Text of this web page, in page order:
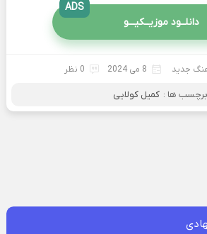
دانلــود موزیــکیـــو
ADS
جدید 8 می 2024 0 نظر
برچسب ها : کمیل کولایی